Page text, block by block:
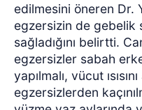
edilmesini öneren Dr.
egzersizin de gebelik
sağladığını belirtti.
egzersizler sabah
yapılmalı, vücut
egzersizlerden